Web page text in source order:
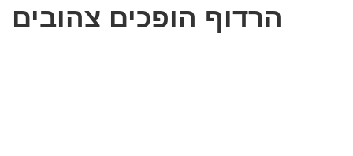
הרדוף הופכים צהובים